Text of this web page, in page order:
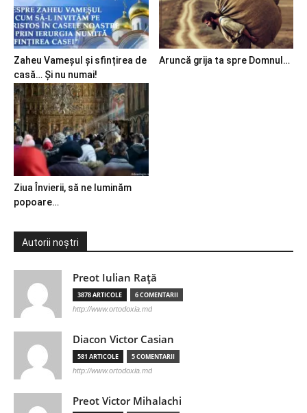
Zaheu Vameșul și sfințirea de
casă… Și nu numai!
Aruncă grija ta spre Domnul…
Ziua Învierii, să ne luminăm
popoare…
Autorii noștri
Preot Iulian Raţă
3878 ARTICOLE 6 COMENTARII
http://www.ortodoxia.md
Diacon Victor Casian
581 ARTICOLE 5 COMENTARII
http://www.ortodoxia.md
Preot Victor Mihalachi